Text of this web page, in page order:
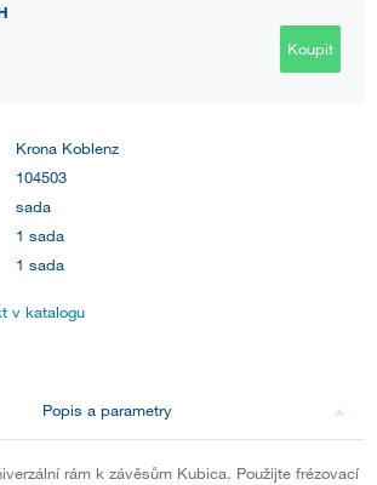
Koupit
Krona Koblenz
104503
sada
1 sada
1 sada
v katalogu
Popis a parametry
rám k závěsům Kubica. Použijte frézovací